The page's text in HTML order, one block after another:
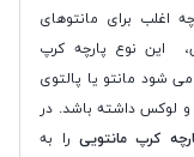
برای مانتوهای
این نوع پارچه کرپ
شود مانتو یا پالتوی
لوکس داشته باشد. در
کرپ مانتوییرا به